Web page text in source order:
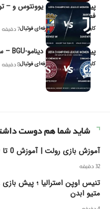
پیش‌بینی و تحلیل یوونتوس و –
فصل ۲۰۲۶
کاوه نیک‌فر، تحلیل‌گر حرفه‌ای فوتبال7 دقیقه
پیش‌بینی و تحلیل دینامو-BGU – سروت شنوآ | لیگ قهرمانان زنان اروپا
کاوه نیک‌فر، تحلیل‌گر حرفه‌ای فوتبال8 دقیقه
شاید شما هم دوست
آموزش بازی رولت | آموزش 0 تا 100 بازی رولت
32 دقیقه
تنیس اوپن استرالیا ؛ پیش بازی
متیو ابدن